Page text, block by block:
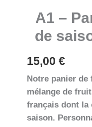
A1 –
de
15,00 €
Notre panier de
mélange de
français dont la
saison.